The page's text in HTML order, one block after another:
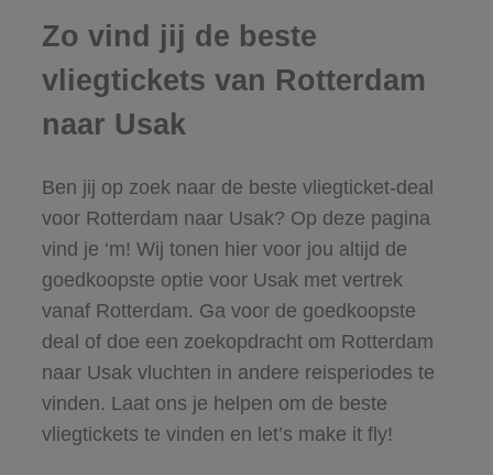
Zo vind jij de beste
vliegtickets van Rotterdam
naar Usak
Ben jij op zoek naar de beste vliegticket-deal
voor Rotterdam naar Usak? Op deze pagina
vind je ‘m! Wij tonen hier voor jou altijd de
goedkoopste optie voor Usak met vertrek
vanaf Rotterdam. Ga voor de goedkoopste
deal of doe een zoekopdracht om Rotterdam
naar Usak vluchten in andere reisperiodes te
vinden. Laat ons je helpen om de beste
vliegtickets te vinden en let’s make it fly!